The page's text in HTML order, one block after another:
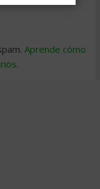
Aprende cómo
.